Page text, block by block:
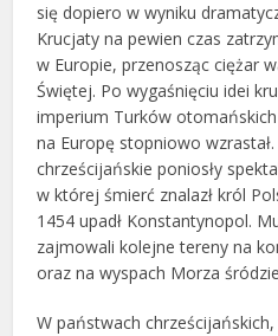
się dopiero w wyniku
Krucjaty na pewien czas
w Europie, przenosząc ciężar
Świętej. Po wygaśnięciu idei
imperium Turków
na Europę stopniowo
chrześcijańskie poniosły
w której śmierć znalazł król
1454 upadł Konstantynopol.
zajmowali kolejne tereny na
oraz na wyspach Morza
W państwach